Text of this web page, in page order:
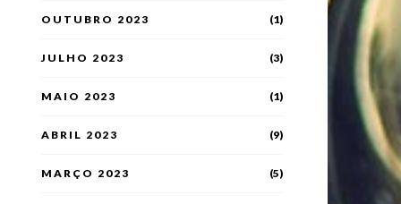
OUTUBRO 2023 (1)
JULHO 2023 (3)
MAIO 2023 (1)
ABRIL 2023 (9)
MARÇO 2023 (5)